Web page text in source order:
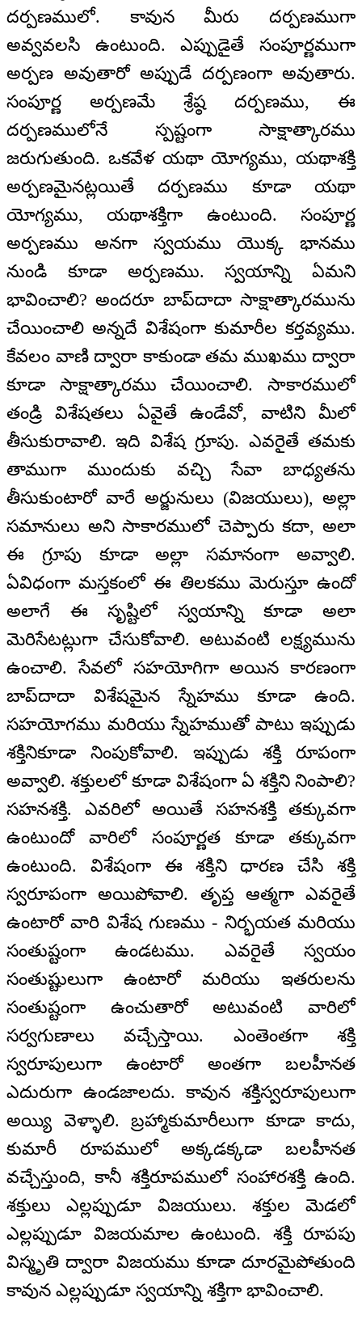
దర్పణములో. కావున మీరు దర్పణముగా
అవ్వవలసి ఉంటుంది. ఎప్పుడైతే సంపూర్ణముగా
అర్పణ అవుతారో అప్పుడే దర్పణంగా అవుతారు.
సంపూర్ణ అర్పణమే శ్రేష్ఠ దర్పణము, ఈ
దర్పణములోనే స్పష్టంగా సాక్షాత్కారము
జరుగుతుంది. ఒకవేళ యథా యోగ్యము, యథాశక్తి
అర్పణమైనట్లయితే దర్పణము కూడా యథా
యోగ్యము, యథాశక్తిగా ఉంటుంది. సంపూర్ణ
అర్పణము అనగా స్వయము యొక్క భానము
నుండి కూడా అర్పణము. స్వయాన్ని ఏమని
భావించాలి? అందరూ బాప్‌దాదా సాక్షాత్కారమును
చేయించాలి అన్నదే విశేషంగా కుమారీల కర్తవ్యము.
కేవలం వాణి ద్వారా కాకుండా తమ ముఖము ద్వారా
కూడా సాక్షాత్కారము చేయించాలి. సాకారములో
తండ్రి విశేషతలు ఏవైతే ఉండేవో, వాటిని మీలో
తీసుకురావాలి. ఇది విశేష గ్రూపు. ఎవరైతే తమకు
తాముగా ముందుకు వచ్చి సేవా బాధ్యతను
తీసుకుంటారో వారే అర్జునులు (విజయులు), అల్లా
సమానులు అని సాకారములో చెప్పారు కదా, అలా
ఈ గ్రూపు కూడా అల్లా సమానంగా అవ్వాలి.
ఏవిధంగా మస్తకంలో ఈ తిలకము మెరుస్తూ ఉందో
అలాగే ఈ సృష్టిలో స్వయాన్ని కూడా అలా
మెరిసేటట్లుగా చేసుకోవాలి. అటువంటి లక్ష్యమును
ఉంచాలి. సేవలో సహయోగిగా అయిన కారణంగా
బాప్‌దాదా విశేషమైన స్నేహము కూడా ఉంది.
సహయోగము మరియు స్నేహముతో పాటు ఇప్పుడు
శక్తినికూడా నింపుకోవాలి. ఇప్పుడు శక్తి రూపంగా
అవ్వాలి. శక్తులలో కూడా విశేషంగా ఏ శక్తిని నింపాలి?
సహనశక్తి. ఎవరిలో అయితే సహనశక్తి తక్కువగా
ఉంటుందో వారిలో సంపూర్ణత కూడా తక్కువగా
ఉంటుంది. విశేషంగా ఈ శక్తిని ధారణ చేసి శక్తి
స్వరూపంగా అయిపోవాలి. తృప్త ఆత్మగా ఎవరైతే
ఉంటారో వారి విశేష గుణము - నిర్భయత మరియు
సంతుష్టంగా ఉండటము. ఎవరైతే స్వయం
సంతుష్టులుగా ఉంటారో మరియు ఇతరులను
సంతుష్టంగా ఉంచుతారో అటువంటి వారిలో
సర్వగుణాలు వచ్చేస్తాయి. ఎంతెంతగా శక్తి
స్వరూపులుగా ఉంటారో అంతగా బలహీనత
ఎదురుగా ఉండజాలదు. కావున శక్తిస్వరూపులుగా
అయ్యి వెళ్ళాలి. బ్రహ్మాకుమారీలుగా కూడా కాదు,
కుమారీ రూపములో అక్కడక్కడా బలహీనత
వచ్చేస్తుంది, కానీ శక్తిరూపములో సంహారశక్తి ఉంది.
శక్తులు ఎల్లప్పుడూ విజయులు. శక్తుల మెడలో
ఎల్లప్పుడూ విజయమాల ఉంటుంది. శక్తి రూపపు
విస్మృతి ద్వారా విజయము కూడా దూరమైపోతుంది
కావున ఎల్లప్పుడూ స్వయాన్ని శక్తిగా భావించాలి.